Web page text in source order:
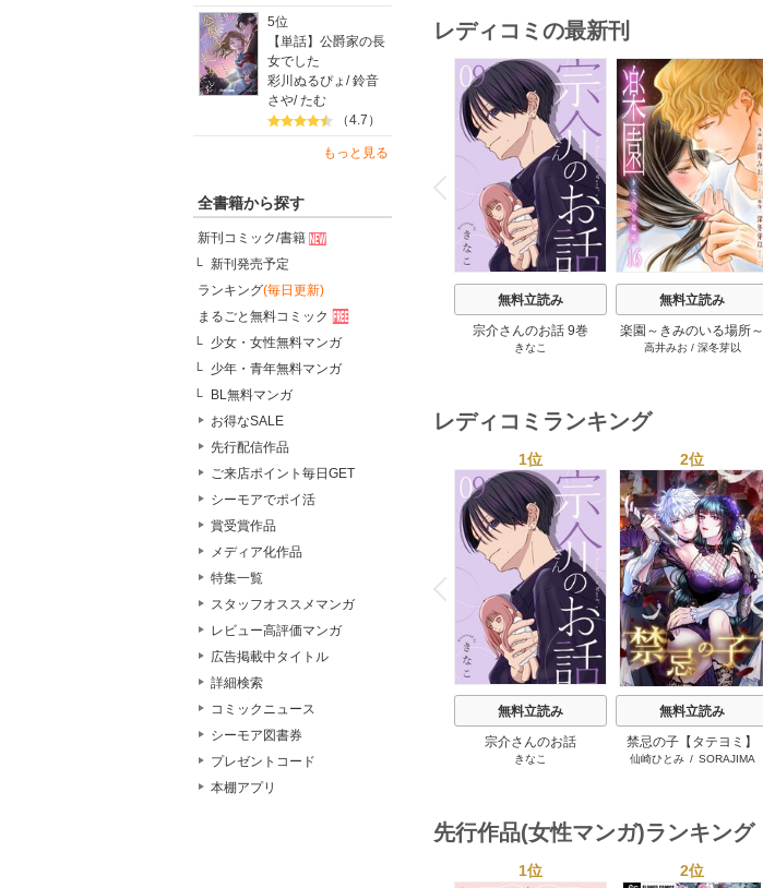
5位
【単話】公爵家の長
女でした
彩川ぬるぴょ /鈴音
さや/たむ
（4.7）
もっと見る
全書籍から探す
新刊コミック/書籍
新刊発売予定
ランキング(毎日更新)
まるごと無料コミック
少女・女性無料マンガ
少年・青年無料マンガ
BL無料マンガ
お得なSALE
先行配信作品
ご来店ポイント毎日GET
シーモアでポイ活
賞受賞作品
メディア化作品
特集一覧
スタッフオススメマンガ
レビュー高評価マンガ
広告掲載中タイトル
詳細検索
コミックニュース
シーモア図書券
プレゼントコード
本棚アプリ
レディコミの最新刊
P
r
e
i
u
s
無料立読み
宗介さんのお話 9巻
きなこ
無料立読み
楽園～きみのいる場所～
16巻
高井みお/ 深冬芽以
レディコミランキング
P
r
e
v
i
o
u
s
1位
無料立読み
宗介さんのお話
きなこ
2位
無料立読み
禁忌の子【タテヨミ】
仙崎ひとみ/ SORAJIMA
先行作品(女性マンガ)ランキング
1位 2位